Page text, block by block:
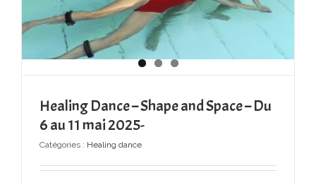
Healing Dance – Shape and Space – Du
6 au 11 mai 2025-
Catégories : Healing dance